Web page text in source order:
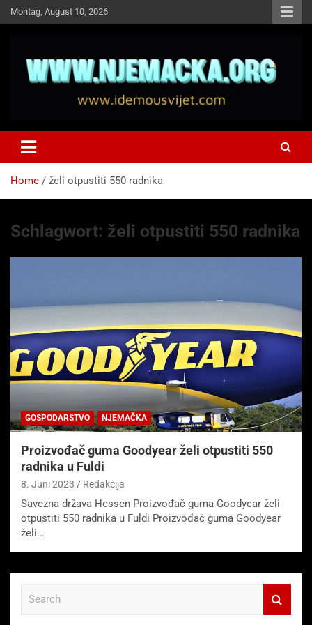
Skip
to
Montag, August 10, 2026
Idemo u Svijet-Njemacka!
Home želi otpustiti 550 radnika
Schlagwort: želi otpustiti 550 radnika
GOSPODARSTVO NJEMAČKA
Proizvođač guma Goodyear želi otpustiti 550
radnika u Fuldi
8. Juni 2023 Redakcija
Savezna država Hessen Proizvođač guma Goodyear želi
otpustiti 550 radnika u Fuldi Proizvođač guma Goodyear
želi…